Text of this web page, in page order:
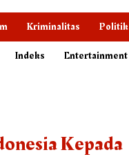
Kriminalitas Politik
Indeks Entertainment
Kepada